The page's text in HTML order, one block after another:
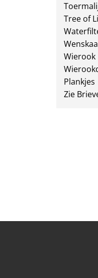
Tree of
Wierook
Plankjes
Zie